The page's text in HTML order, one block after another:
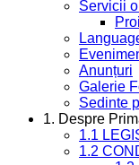
Servicii
Anunțuri
Galerie
Sedinte
1. Despre
1.1
1.2